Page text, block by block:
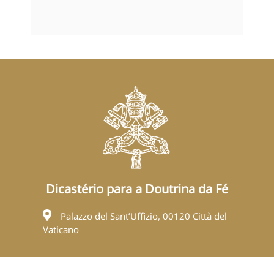
Dicastério para a Doutrina da Fé
Palazzo del Sant’Uffizio, 00120 Città del
Vaticano